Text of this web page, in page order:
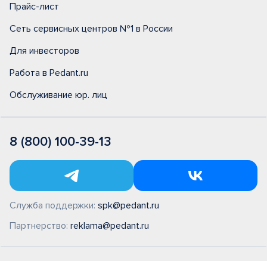
Прайс-лист
Сеть сервисных центров №1 в России
Для инвесторов
Работа в Pedant.ru
Обслуживание юр. лиц
8 (800) 100-39-13
Служба поддержки: spk@pedant.ru
Партнерство: reklama@pedant.ru